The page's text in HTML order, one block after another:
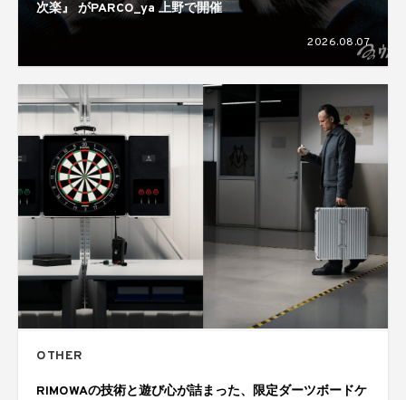
次楽』 がPARCO_ya 上野で開催
2026.08.07
OTHER
RIMOWAの技術と遊び心が詰まった、限定ダーツボードケ